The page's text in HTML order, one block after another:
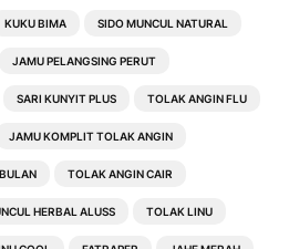
KUKU BIMA SIDO MUNCUL NATURAL
JAMU PELANGSING PERUT
SARI KUNYIT PLUS TOLAK ANGIN FLU
JAMU KOMPLIT TOLAK ANGIN
TOLAK ANGIN CAIR
HERBAL ALUSS TOLAK LINU